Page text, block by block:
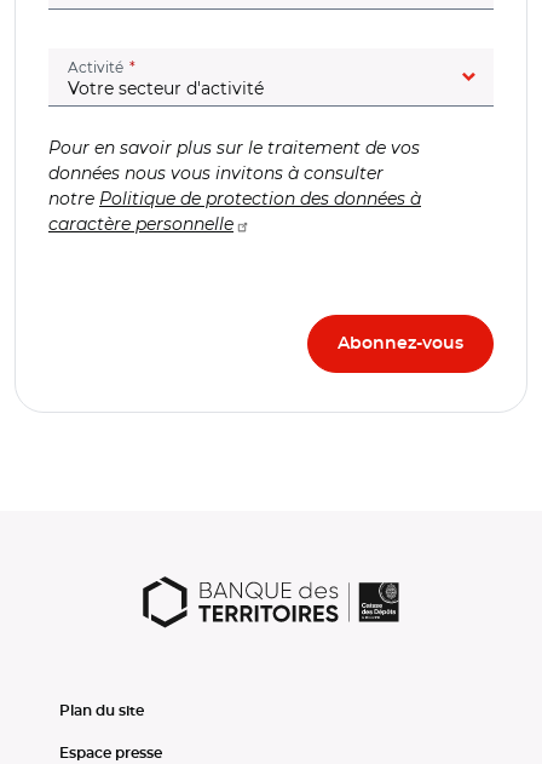
Activité (champ obligatoire)
Pour en savoir plus sur le traitement de vos
données nous vous invitons à consulter
notre Politique de protection des données à
caractère personnelle
Plan du site
Espace presse